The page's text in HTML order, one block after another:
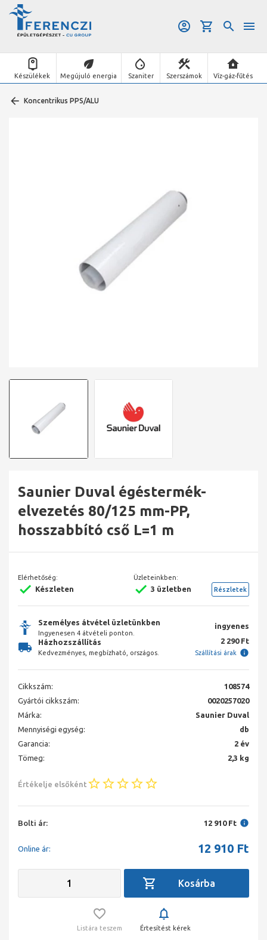
Készülékek Megújuló energia Szaniter Szerszámok Víz-gáz-fűtés
Koncentrikus PPS/ALU
Saunier Duval égéstermék-
elvezetés 80/125 mm-PP,
hosszabbító cső L=1 m
Elérhetőség:
Készleten
Üzleteinkben:
3 üzletben Részletek
Személyes átvétel üzletünkben
Ingyenesen 4 átvételi ponton.
ingyenes
Házhozszállítás
Kedvezményes, megbízható, országos.
2 290 Ft
Szállítási árak
Cikkszám:
108574
Gyártói cikkszám:
0020257020
Márka:
Saunier Duval
Mennyiségi egység:
db
Garancia:
2 év
Tömeg:
2,3 kg
Értékelje elsőként
Bolti ár: 12 910 Ft
Online ár: 12 910 Ft
Listára teszem Értesítést kérek